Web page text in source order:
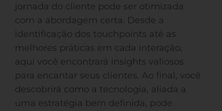
jornada do cliente pode ser otimizada
com a abordagem certa. Desde a
identificação dos touchpoints até as
melhores práticas em cada interação,
aqui você encontrará insights valiosos
para encantar seus clientes. Ao final, você
descobrirá como a tecnologia, aliada a
uma estratégia bem definida, pode